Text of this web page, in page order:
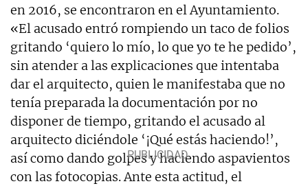
en 2016, se encontraron en el Ayuntamiento.
«El acusado entró rompiendo un taco de folios
gritando ‘quiero lo mío, lo que yo te he pedido’,
sin atender a las explicaciones que intentaba
dar el arquitecto, quien le manifestaba que no
tenía preparada la documentación por no
disponer de tiempo, gritando el acusado al
arquitecto diciéndole ‘¡Qué estás haciendo!’,
así como dando golpes y haciendo aspavientos
con las fotocopias.Ante esta actitud, el